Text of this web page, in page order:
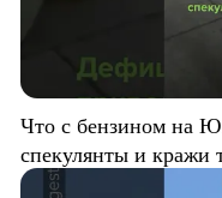
Что с бензином на
спекулянты и кражи